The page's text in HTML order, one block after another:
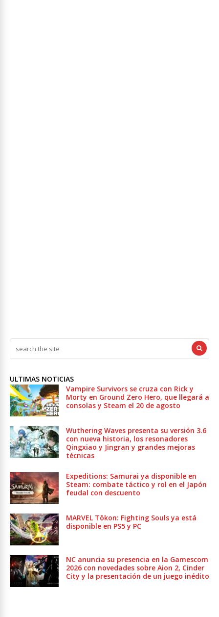
ULTIMAS NOTICIAS
Vampire Survivors se cruza con Rick y
Morty en Ground Zero Hero, que llegará a
consolas y Steam el 20 de agosto
Wuthering Waves presenta su versión 3.6
con nueva historia, los resonadores
Qingxiao y Jingran y grandes mejoras
técnicas
Expeditions: Samurai ya disponible en
Steam: combate táctico y rol en el Japón
feudal con descuento
MARVEL Tōkon: Fighting Souls ya está
disponible en PS5 y PC
NC anuncia su presencia en la Gamescom
2026 con novedades sobre Aion 2, Cinder
City y la presentación de un juego inédito